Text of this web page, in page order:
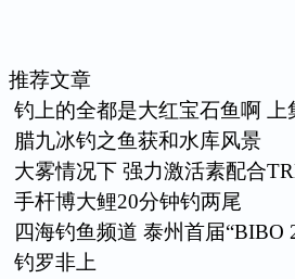
推荐文章
钓上的全都是大红宝石鱼啊 上
腊九冰钓之鱼获和水库风景
大雾情况下 强力激活素配合
手杆博大鲤20分钟钓两尾
四海钓鱼频道 泰州首届“BIBO
钓罗非上